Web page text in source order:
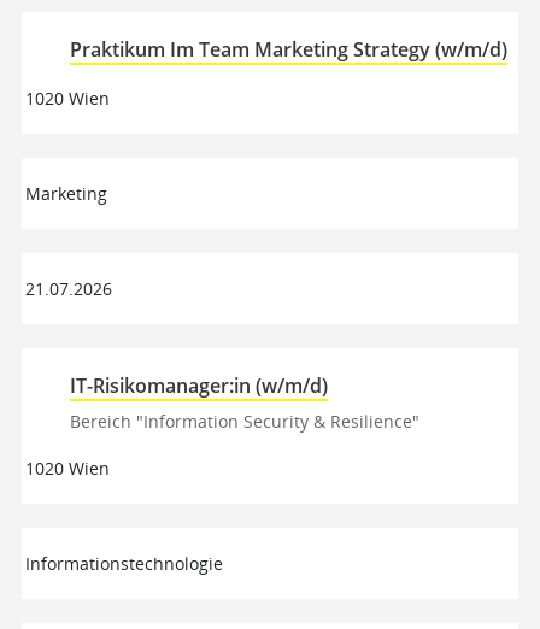
Praktikum Im Team Marketing Strategy (w/m/d)
1020 Wien
Marketing
21.07.2026
IT-Risikomanager:in (w/m/d)
Bereich "Information Security & Resilience"
1020 Wien
Informationstechnologie